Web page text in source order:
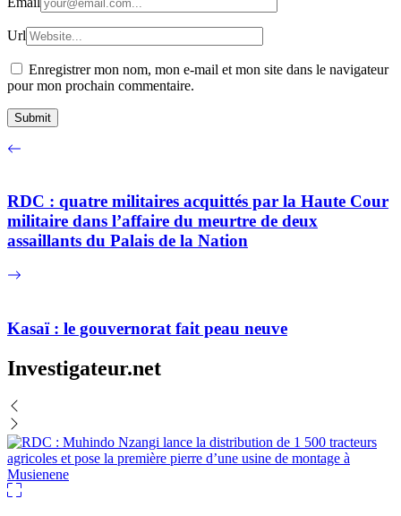
Url
Enregistrer mon nom, mon e-mail et mon site dans le navigateur
pour mon prochain commentaire.
RDC : quatre militaires acquittés par la Haute Cour
militaire dans l’affaire du meurtre de deux
assaillants du Palais de la Nation
Kasaï : le gouvernorat fait peau neuve
Investigateur.net